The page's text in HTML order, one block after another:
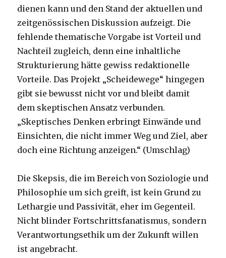
dienen kann und den Stand der aktuellen und
zeitgenössischen Diskussion aufzeigt. Die
fehlende thematische Vorgabe ist Vorteil und
Nachteil zugleich, denn eine inhaltliche
Strukturierung hätte gewiss redaktionelle
Vorteile. Das Projekt „Scheidewege“ hingegen
gibt sie bewusst nicht vor und bleibt damit
dem skeptischen Ansatz verbunden.
„Skeptisches Denken erbringt Einwände und
Einsichten, die nicht immer Weg und Ziel, aber
doch eine Richtung anzeigen.“ (Umschlag)
Die Skepsis, die im Bereich von Soziologie und
Philosophie um sich greift, ist kein Grund zu
Lethargie und Passivität, eher im Gegenteil.
Nicht blinder Fortschrittsfanatismus, sondern
Verantwortungsethik um der Zukunft willen
ist angebracht.